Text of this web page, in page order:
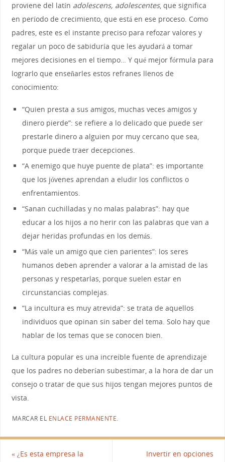
proviene del latín adolescens, adolescentes, que significa
en período de crecimiento, que está en ese proceso. Como
padres, este es el instante preciso para refozar valores y
regalar un poco de sabiduría que les ayudará a tomar
mejores decisiones en el tiempo… Y qué mejor fórmula para
lograrlo que enseñarles estos refranes llenos de
conocimiento:
“Quien presta a sus amigos, muchas veces amigos y
dinero pierde”: se refiere a lo delicado que puede ser
prestarle dinero a alguien por muy cercano que sea,
porque puede traer decepciones.
“A enemigo que huye puente de plata”: es importante
que los jóvenes aprendan a eludir los conflictos o
enfrentamientos.
“Sanan cuchilladas y no malas palabras”: hay que
educar a los hijos a no herir con las palabras que van a
dejar heridas profundas en los demás.
“Más vale un amigo que cien parientes”: los seres
humanos deben aprender a valorar a la amistad de las
personas y respetarlas, porque suelen estar en
circunstancias complejas.
“La incultura es muy atrevida”: se trata de aquellos
individuos que opinan sin saber del tema. Solo hay que
hablar de los temas que se conocen bien.
La cultura popular es una increíble fuente de aprendizaje
que los padres no deberían subestimar, a la hora de dar un
consejo o tratar de que sus hijos tengan mejores puntos de
vista.
MARCAR EL ENLACE PERMANENTE.
«¿Es esta empresa la
Invertir en opciones